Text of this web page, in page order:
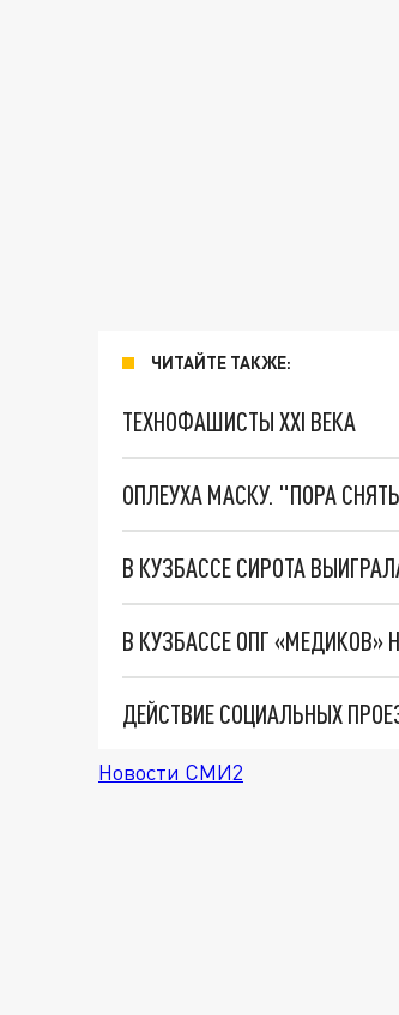
ЧИТАЙТЕ ТАКЖЕ:
ТЕХНОФАШИСТЫ XXI ВЕКА
ОПЛЕУХА МАСКУ. "ПОРА
В КУЗБАССЕ СИРОТА
ДЕЙСТВИЕ СОЦИАЛЬНЫХ
Новости СМИ2